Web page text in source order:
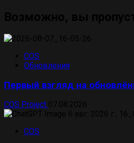
COS
Обновления
Первый взгляд на
COS Project
COS